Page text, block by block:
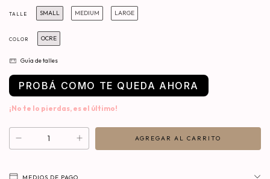
TALLE SMALL MEDIUM LARGE
COLOR OCRE
Guía de talles
PROBÁ COMO TE QUEDA AHORA
¡No te lo pierdas, es el último!
MEDIOS DE PAGO